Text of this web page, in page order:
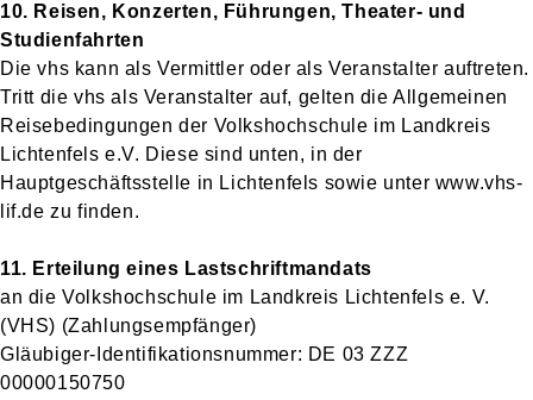
10. Reisen, Konzerten, Führungen, Theater- und
Studienfahrten
Die vhs kann als Vermittler oder als Veranstalter auftreten.
Tritt die vhs als Veranstalter auf, gelten die Allgemeinen
Reisebedingungen der Volkshochschule im Landkreis
Lichtenfels e.V. Diese sind unten, in der
Hauptgeschäftsstelle in Lichtenfels sowie unter www.vhs-
lif.de zu finden.
11. Erteilung eines Lastschriftmandats
an die Volkshochschule im Landkreis Lichtenfels e. V.
(VHS) (Zahlungsempfänger)
Gläubiger-Identifikationsnummer: DE 03 ZZZ
00000150750